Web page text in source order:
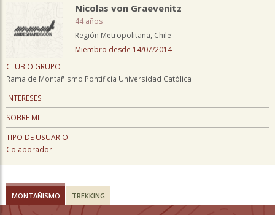
Nicolas von Graevenitz
44 años
Región Metropolitana, Chile
Miembro desde 14/07/2014
CLUB O GRUPO
Rama de Montañismo Pontificia Universidad Católica
INTERESES
SOBRE MI
TIPO DE USUARIO
Colaborador
MONTAÑISMO TREKKING